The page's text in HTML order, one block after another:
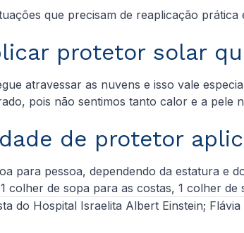
que precisam de reaplicação
protetor solar
atravessar as nuvens e isso vale
pois não sentimos tanto calor e a
de protetor
para pessoa, dependendo da estatura
de sopa para as costas, 1 colher
do Hospital Israelita Albert Einstein;